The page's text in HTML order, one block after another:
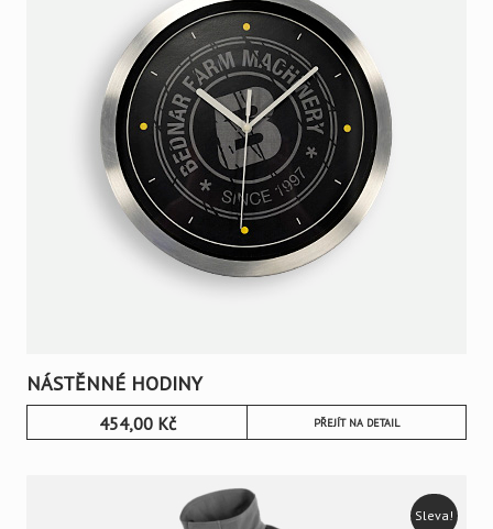
NÁSTĚNNÉ HODINY
454,00 Kč PŘEJÍT NA DETAIL
Sleva!